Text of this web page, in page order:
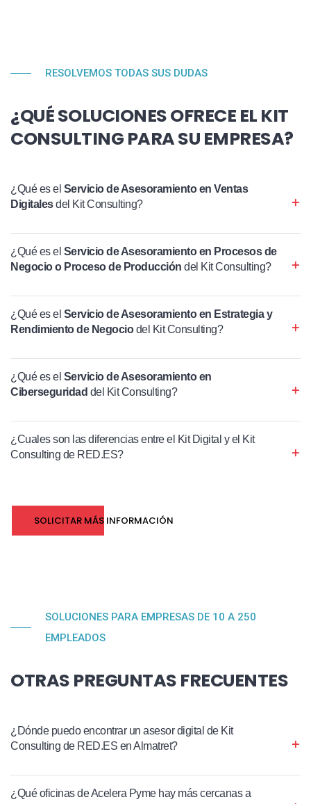
RESOLVEMOS TODAS SUS DUDAS
¿QUÉ SOLUCIONES OFRECE EL KIT
CONSULTING PARA SU EMPRESA?
¿Qué es el Servicio de Asesoramiento en Ventas
Digitalesdel Kit Consulting?
¿Qué es el Servicio de Asesoramiento en Procesos de
Negocio o Proceso de Producción del Kit Consulting?
¿Qué es el Servicio de Asesoramiento en Estrategia y
Rendimiento de Negociodel Kit Consulting?
¿Qué es el Servicio de Asesoramiento en
Ciberseguridad del Kit Consulting?
¿Cuales son las diferencias entre el Kit Digital y el Kit
Consulting de RED.ES?
SOLICITAR MÁS INFORMACIÓN
SOLUCIONES PARA EMPRESAS DE 10 A 250
EMPLEADOS
OTRAS PREGUNTAS FRECUENTES
¿Dónde puedo encontrar un asesor digital de Kit
Consulting de RED.ES en Almatret?
¿Qué oficinas de Acelera Pyme hay más cercanas a